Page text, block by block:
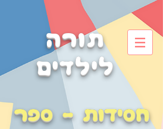
תורה
לילדים
חסידות - ספר